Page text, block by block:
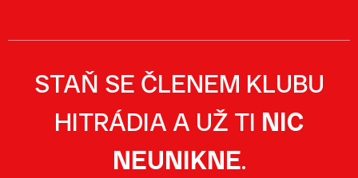
STAŇ SE ČLENEM KLUBU
HITRÁDIA A UŽ TI NIC
NEUNIKNE.